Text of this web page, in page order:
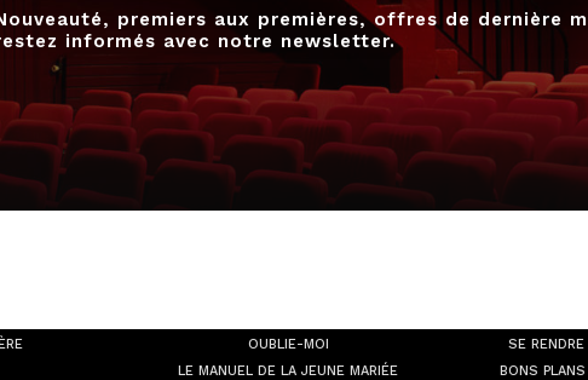
premiers aux premières, offres de dernière
informés avec notre newsletter.
OUBLIE-MOI
LE MANUEL DE LA JEUNE MARIÉE
SE
BONS